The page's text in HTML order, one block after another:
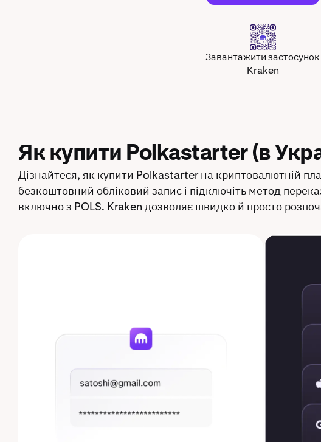
Завантажити застосунок
Kraken
Як купити Polkastarter (в
Дізнайтеся, як купити Polkastarter на криптовалютній
безкоштовний обліковий запис і підключіть метод
включно з POLS. Kraken дозволяє швидко й просто